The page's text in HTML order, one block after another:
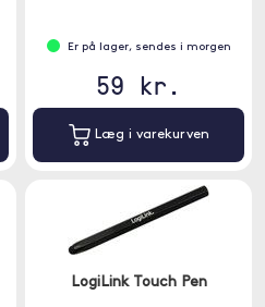
Er på lager, sendes i morgen
59 kr.
Læg i varekurven
LogiLink Touch Pen